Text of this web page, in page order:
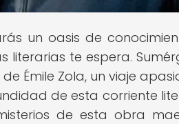
un oasis de
literarias te espera.
Émile Zola, un viaje
de esta corriente
de esta obra